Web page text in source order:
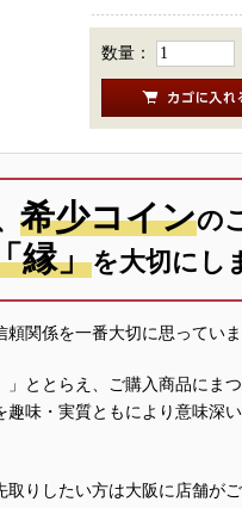
数量：
希少コインの
縁」を大切にし
関係を一番大切に思っていま
ととらえ、ご購入商品にま
味・実質ともにより意味深
りしたい方は大阪に店舗が